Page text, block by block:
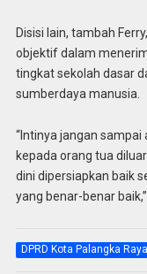
Disisi lain, tambah
objektif dalam
tingkat sekolah dasar
sumberdaya manusia.
“Intinya jangan
kepada orang tua
dini dipersiapkan baik
yang benar-benar
DPRD Kota Palangka Raya